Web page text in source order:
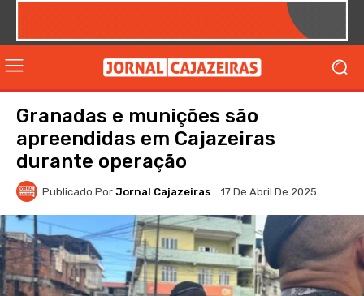
Granadas e munições são
apreendidas em Cajazeiras
durante operação
Publicado Por Jornal Cajazeiras 17 De Abril De 2025